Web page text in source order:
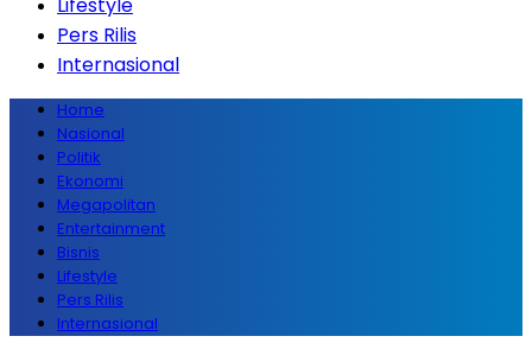
Pers Rilis
Internasional
Home
Nasional
Politik
Ekonomi
Megapolitan
Entertainment
Bisnis
Lifestyle
Pers Rilis
Internasional